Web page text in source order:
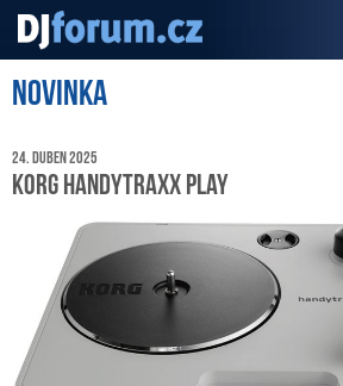
Server o DJ technice a DJingu
Novinka
24. duben 2025
KORG handytraxx play